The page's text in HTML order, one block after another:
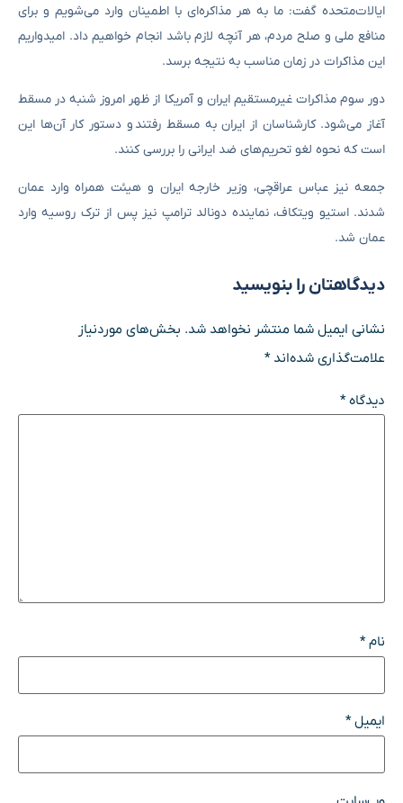
ایالات‌متحده گفت: ما به هر مذاکره‌ای با اطمینان وارد می‌شویم و برای
منافع ملی و صلح مردم، هر آنچه لازم باشد انجام خواهیم داد. امیدواریم
این مذاکرات در زمان مناسب به نتیجه برسد.
دور سوم مذاکرات غیرمستقیم ایران و آمریکا از ظهر امروز شنبه در مسقط
آغاز می‌شود. کارشناسان از ایران به مسقط رفتند و دستور کار آن‌ها این
است که نحوه لغو تحریم‌های ضد ایرانی را بررسی کنند.
جمعه نیز عباس عراقچی، وزیر خارجه ایران و هیئت همراه وارد عمان
شدند. استیو ویتکاف، نماینده دونالد ترامپ نیز پس از ترک روسیه وارد
عمان شد.
دیدگاهتان را بنویسید
نشانی ایمیل شما منتشر نخواهد شد. بخش‌های موردنیاز
علامت‌گذاری شده‌اند*
دیدگاه*
نام*
ایمیل*